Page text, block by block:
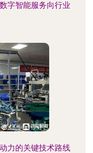
字智能服务向行业
力的关键技术路线